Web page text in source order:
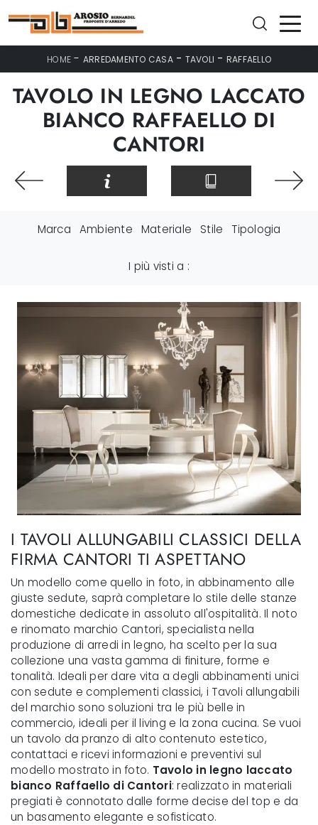
HOME - ARREDAMENTO CASA- TAVOLI - RAFFAELLO
TAVOLO IN LEGNO LACCATO
BIANCO RAFFAELLO DI
CANTORI
Marca Ambiente Materiale Stile Tipologia
I più visti a :
I TAVOLI ALLUNGABILI CLASSICI DELLA
FIRMA CANTORI TI ASPETTANO
Un modello come quello in foto, in abbinamento alle
giuste sedute, saprà completare lo stile delle stanze
domestiche dedicate in assoluto all'ospitalità. Il noto
e rinomato marchio Cantori, specialista nella
produzione di arredi in legno, ha scelto per la sua
collezione una vasta gamma di finiture, forme e
tonalità. Ideali per dare vita a degli abbinamenti unici
con sedute e complementi classici, i Tavoli allungabili
del marchio sono soluzioni tra le più belle in
commercio, ideali per il living e la zona cucina. Se vuoi
un tavolo da pranzo di alto contenuto estetico,
contattaci e ricevi informazioni e preventivi sul
modello mostrato in foto. Tavolo in legno laccato
bianco Raffaello di Cantori: realizzato in materiali
pregiati è connotato dalle forme decise del top e da
un basamento elegante e sofisticato.